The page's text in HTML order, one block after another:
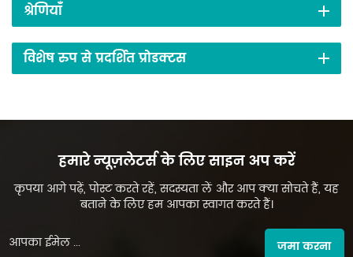
श्रेणियाँ
विशेष रुप से प्रदर्शित प्रोडक्टस
हमारे न्यूज़लेटर्स के लिए साइन अप करें
कृपया आगे पढ़ें, पोस्ट करते रहें, सदस्यता लें और आप क्या सोचते हैं, यह
बताने के लिए हम आपका स्वागत करते हैं।
जमा करना